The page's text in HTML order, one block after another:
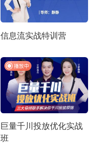
信息流实战特训营
巨量千川投放优化实战
班